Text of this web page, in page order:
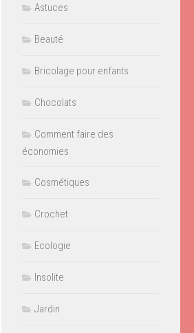
Astuces
Beauté
Bricolage pour enfants
Chocolats
Comment faire des
économies
Cosmétiques
Crochet
Ecologie
Insolite
Jardin